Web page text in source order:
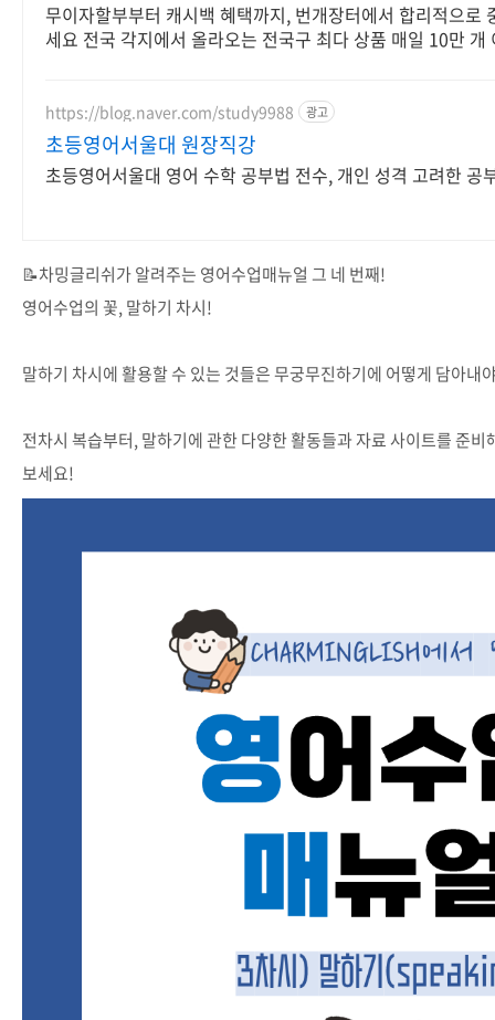
무이자할부부터 캐시백 혜택까지, 번개장터에서 합리적으로
세요 전국 각지에서 올라오는 전국구 최다 상품 매일 10만 개
https://blog.naver.com/study9988 광고
초등영어서울대 원장직강
초등영어서울대 영어 수학 공부법 전수, 개인 성격 고려한 공
📝차밍글리쉬가 알려주는 영어수업매뉴얼 그 네 번째!
영어수업의 꽃, 말하기 차시!
말하기 차시에 활용할 수 있는 것들은 무궁무진하기에 어떻게 담아내
전차시 복습부터, 말하기에 관한 다양한 활동들과 자료 사이트를 준
보세요!